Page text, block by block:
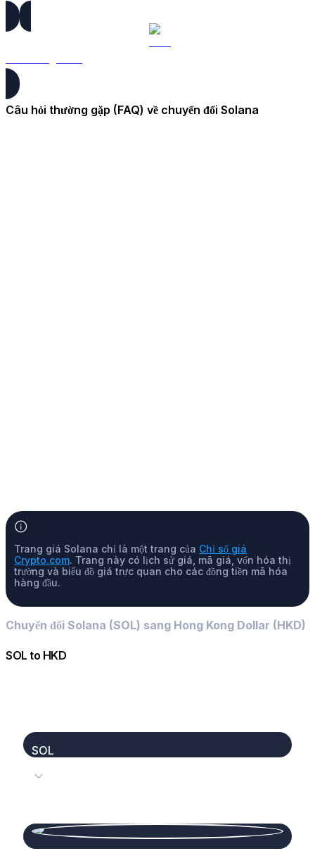
Câu hỏi thường gặp (FAQ) về chuyển đổi Solana
Trang giá Solana chỉ là một trang của Chỉ số giá
Crypto.com. Trang này có lịch sử giá, mã giá, vốn hóa thị
trường và biểu đồ giá trực quan cho các đồng tiền mã hóa
hàng đầu.
Chuyển đổi Solana (SOL) sang Hong Kong Dollar (HKD)
SOL to HKD
SOL